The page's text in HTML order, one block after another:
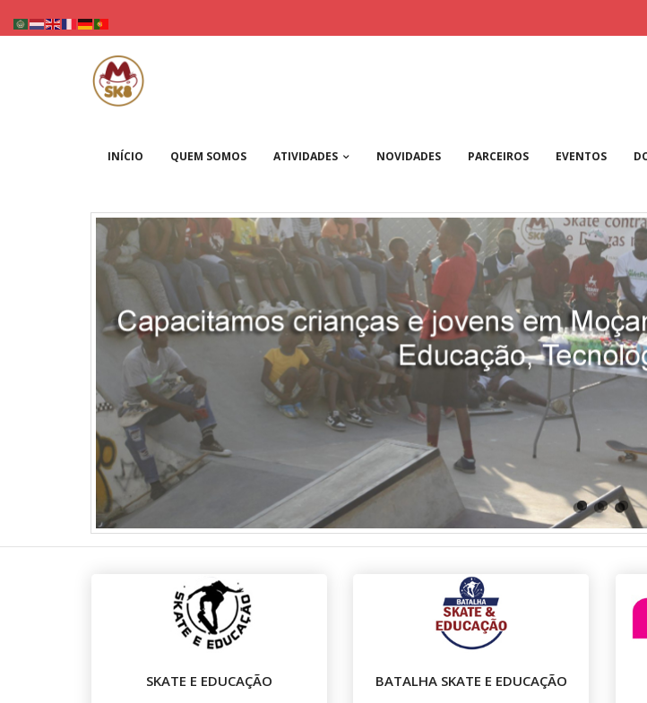
INÍCIO QUEM SOMOS ATIVIDADES NOVIDADES PARCEIROS EVENTOS
SKATE E EDUCAÇÃO BATALHA SKATE E EDUCAÇÃO